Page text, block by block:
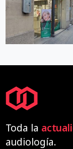
Toda la
audiología.